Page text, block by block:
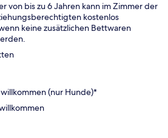
von bis zu 6 Jahren kann im Zimmer der
kostenlos
keine zusätzlichen Bettwaren
(nur Hunde)*